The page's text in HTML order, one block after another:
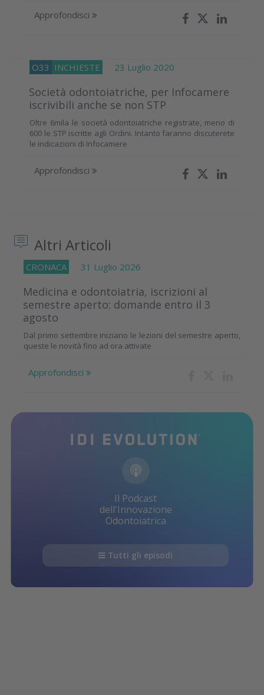
Approfondisci
O33 INCHIESTE 23 Luglio 2020
Società odontoiatriche, per Infocamere
iscrivibili anche se non STP
Oltre 6mila le società odontoiatriche registrate, meno di
600 le STP iscritte agli Ordini. Intanto faranno discuterete
le indicazioni di Infocamere
Approfondisci
Altri Articoli
CRONACA 31 Luglio 2026
Medicina e odontoiatria, iscrizioni al
semestre aperto: domande entro il 3
agosto
Dal primo settembre iniziano le lezioni del semestre aperto,
queste le novità fino ad ora attivate
Approfondisci
Il Podcast
dell'Innovazione
Odontoiatrica
Tutti gli episodi